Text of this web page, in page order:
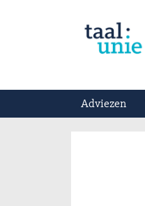
Adviezen